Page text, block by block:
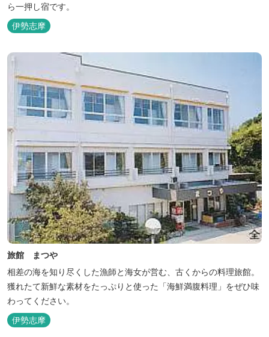
ら一押し宿です。
伊勢志摩
旅館 まつや
相差の海を知り尽くした漁師と海女が営む、古くからの料理旅館。
獲れたて新鮮な素材をたっぷりと使った「海鮮満腹料理」をぜひ味
わってください。
伊勢志摩